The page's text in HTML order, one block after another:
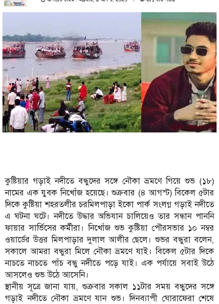
কুষ্টিয়ার গড়াই নদীতে বন্ধুদের সঙ্গে নৌকা ভ্রমণে গিয়ে শুভ (১৮)
নামের এক যুবক নিখোঁজ হয়েছে। শুক্রবার (৪ আগস্ট) বিকেল ৫টার
দিকে কুষ্টিয়া শহরতলীর চরমিলপাড়া ইকো পার্ক সংলগ্ন গড়াই নদীতে
এ ঘটনা ঘটে। নদীতে উদ্ধার অভিযান চালিয়েও তার সন্ধান পাননি
ফায়ার সার্ভিসের কর্মীরা। নিখোঁজ শুভ কুষ্টিয়া পৌরসভার ১০ নম্বর
ওয়ার্ডের উত্তর মিলপাড়ার দুলাল আলীর ছেলে। শুভর বন্ধুরা বলেন,
সকালে আমরা বন্ধুরা মিলে নৌকা ভ্রমণে যাই। বিকেল ৫টার দিকে
নাচতে নাচতে পাঁচ বন্ধু নদীতে পড়ে যাই। এক পর্যায়ে সবাই উঠে
আসলেও শুভ উঠে আসেনি।
স্থানীয় সূত্রে জানা যায়, শুক্রবার সকাল ১১টার সময় বন্ধুদের সঙ্গে
গড়াই নদীতে নৌকা ভ্রমণে যান শুভ। দিনব্যাপী ঘোরাফেরা শেষে